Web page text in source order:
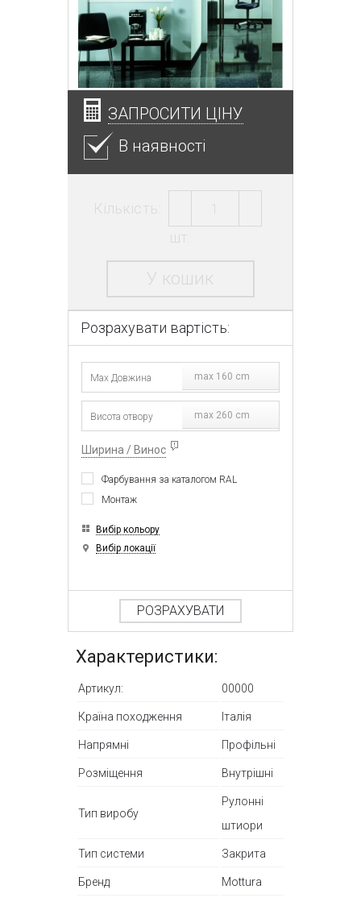
ЗАПРОСИТИ ЦІНУ
В наявності
Кількість:
шт.
У кошик
Розрахувати вартість:
max 160 cm
max 260 cm
Ширина / Винос
Фарбування за каталогом RAL
Монтаж
Вибір кольору
Вибір локації
РОЗРАХУВАТИ
Характеристики:
Артикул: 00000
Країна походження Італія
Напрямні Профільні
Розміщення Внутрішні
Тип виробу
Рулонні
штиори
Тип системи Закрита
Бренд Mottura